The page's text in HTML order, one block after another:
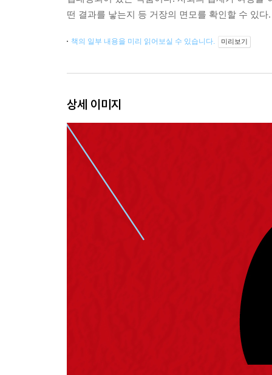
떤 결과를 낳는지 등 거장의 면모를 확인할 수 있
책의 일부 내용을 미리 읽어보실 수 있습니다. 미리보기
상세 이미지